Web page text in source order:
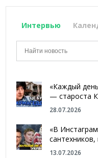
Интервью
«Каждый
— староста
28.07.2026
«В
13.07.2026